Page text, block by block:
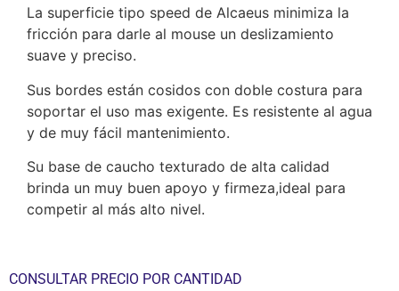
La superficie tipo speed de Alcaeus minimiza la
fricción para darle al mouse un deslizamiento
suave y preciso.
Sus bordes están cosidos con doble costura para
soportar el uso mas exigente. Es resistente al agua
y de muy fácil mantenimiento.
Su base de caucho texturado de alta calidad
brinda un muy buen apoyo y firmeza,ideal para
competir al más alto nivel.
CONSULTAR PRECIO POR CANTIDAD